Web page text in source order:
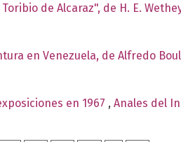
de Alcaraz", de H. E.
en Venezuela, de Alfredo
en 1967 , Anales del